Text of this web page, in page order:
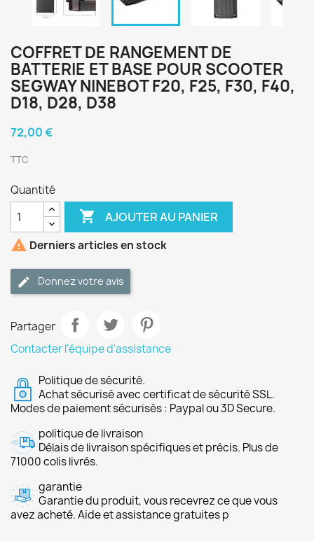
COFFRET DE RANGEMENT DE
BATTERIE ET BASE POUR SCOOTER
SEGWAY NINEBOT F20, F25, F30, F40,
D18, D28, D38
72,00 €
TTC
Quantité
 AJOUTER AU PANIER
 Derniers articles en stock
Donnez votre avis
Partager
Contacter l'équipe d'assistance
Politique de sécurité.
Achat sécurisé avec certificat de sécurité SSL.
Modes de paiement sécurisés : Paypal ou 3D Secure.
politique de livraison
Délais de livraison spécifiques et précis. Plus de
71000 colis livrés.
garantie
Garantie du produit, vous recevrez ce que vous
avez acheté. Aide et assistance gratuites p